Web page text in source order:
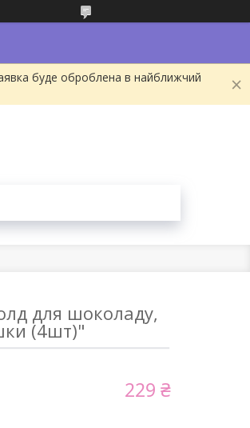
буде оброблена в найближчий
для шоколаду,
(4шт)"
229 ₴